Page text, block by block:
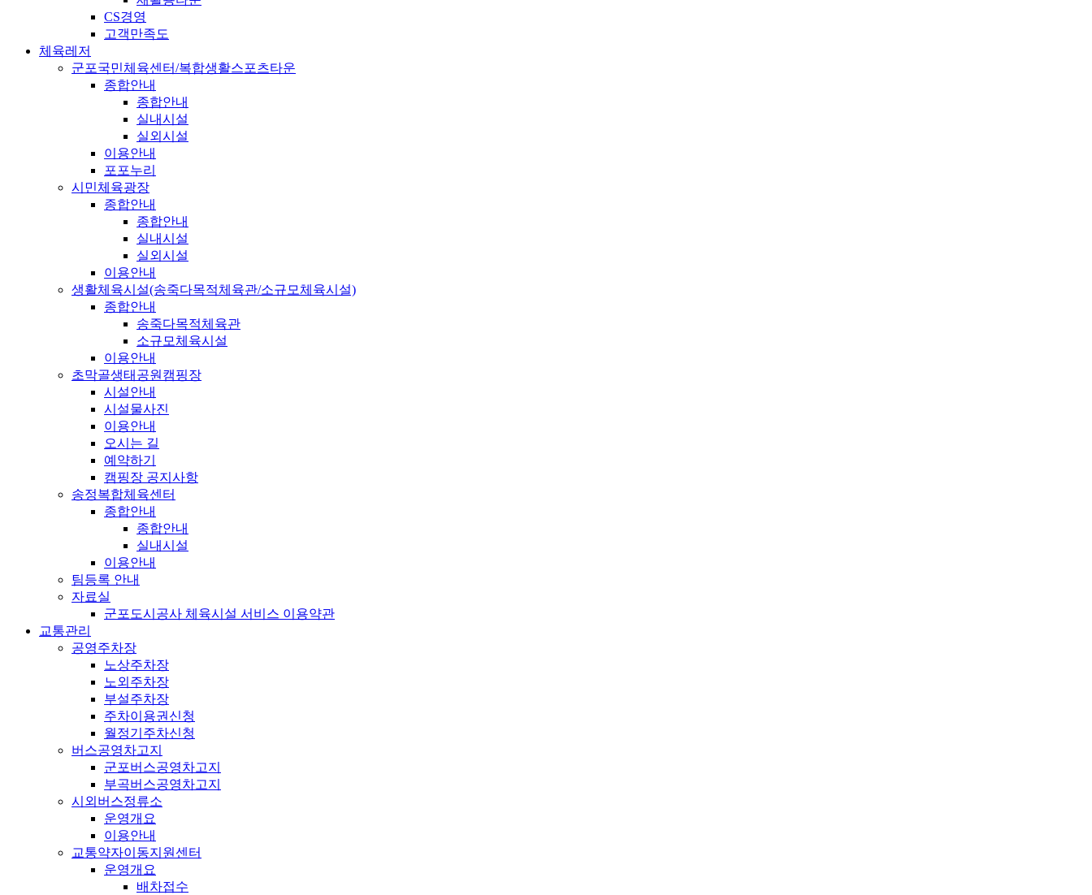
CS경영
고객만족도
체육레저
군포국민체육센터/복합생활스포츠타운
종합안내
종합안내
실내시설
실외시설
이용안내
포포누리
시민체육광장
종합안내
종합안내
실내시설
실외시설
이용안내
생활체육시설(송죽다목적체육관/소규모체육시설)
종합안내
송죽다목적체육관
소규모체육시설
이용안내
초막골생태공원캠핑장
시설안내
시설물사진
이용안내
오시는 길
예약하기
캠핑장 공지사항
송정복합체육센터
종합안내
종합안내
실내시설
이용안내
팀등록 안내
자료실
군포도시공사 체육시설 서비스 이용약관
교통관리
공영주차장
노상주차장
노외주차장
부설주차장
주차이용권신청
월정기주차신청
버스공영차고지
군포버스공영차고지
부곡버스공영차고지
시외버스정류소
운영개요
이용안내
교통약자이동지원센터
운영개요
배차접수